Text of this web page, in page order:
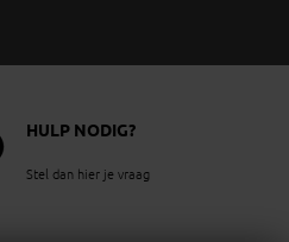
HULP NODIG?
Stel dan hier je vraag